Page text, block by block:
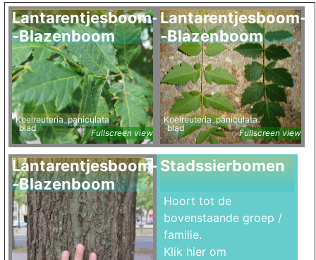
Lantarentjesboom-
-Blazenboom
Koelreuteria_paniculata
blad
Fullscreen view
Lantarentjesboom-
-Blazenboom
Koelreuteria_paniculata
blad
Fullscreen view
Lantarentjesboom-
-Blazenboom
Stadssierbomen
Hoort tot de
bovenstaande groep /
familie.
Klik hier om